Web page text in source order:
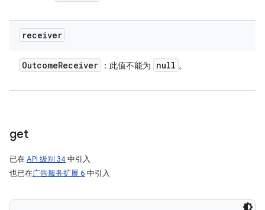
receiver
OutcomeReceiver ：此值不能为 null 。
get
已在API 级别 34 中引入
也已在广告服务扩展 6 中引入